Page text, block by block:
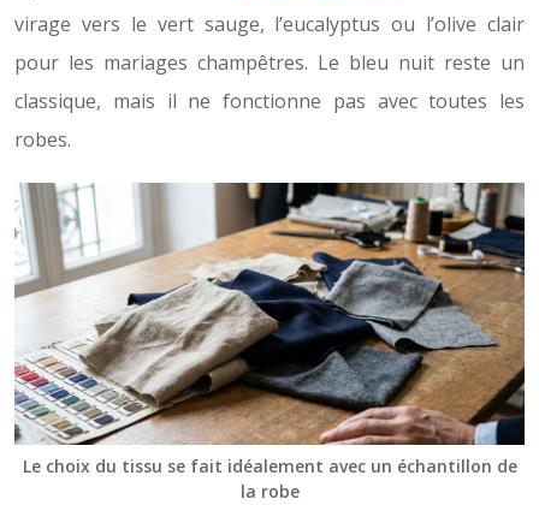
virage vers le vert sauge, l’eucalyptus ou l’olive clair
pour les mariages champêtres. Le bleu nuit reste un
classique, mais il ne fonctionne pas avec toutes les
robes.
Le choix du tissu se fait idéalement avec un échantillon de
la robe